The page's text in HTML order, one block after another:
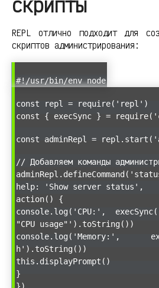
скрипты
REPL отлично подходит для
скриптов администрирования:
#!/usr/bin/env node
const repl = require('repl')
const { execSync } =
const adminRepl =
// Добавляем команды
help: 'Show server status',
action() {
console.log('CPU:',
"CPU usage"').toString())
console.log('Memory:',
h').toString())
this.displayPrompt()
}